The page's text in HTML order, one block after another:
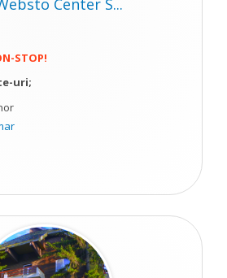
Center S...
STOP!
uri;